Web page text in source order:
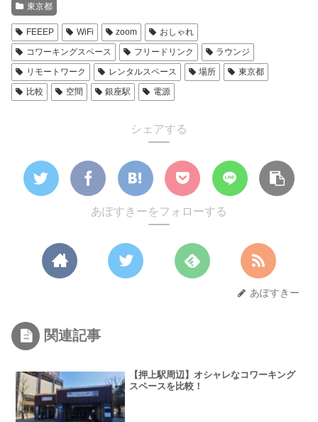
東京都
FEEEP WiFi zoom
おしゃれ
コワーキングスペース
フリードリンク
ラウンジ
リモートワーク
レンタルスペース 場所
東京都
比較
空間 銀座駅 電源
シェアする
あぽすきーをフォローする
あぽすきー
関連記事
【押上駅周辺】オシャレなコワーキング
スペースを比較！